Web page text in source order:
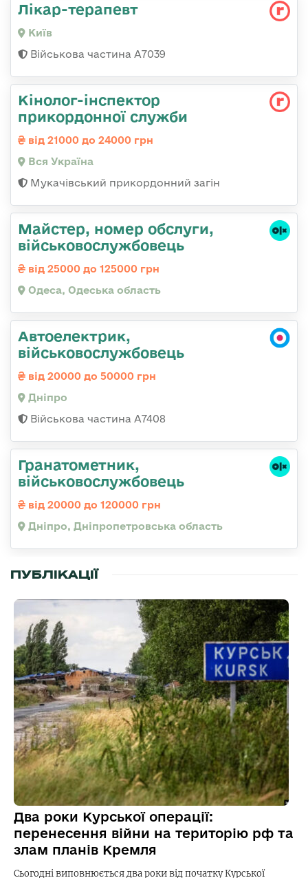
Лікар-терапевт
Київ
Військова частина А7039
Кінолог-інспектор
прикордонної служби
від 21000 до 24000 грн
Вся Україна
Мукачівський прикордонний загін
Майстер, номер обслуги,
військовослужбовець
від 25000 до 125000 грн
Одеса, Одеська область
Автоелектрик,
військовослужбовець
від 20000 до 50000 грн
Дніпро
Військова частина А7408
Гранатометник,
військовослужбовець
від 20000 до 120000 грн
Дніпро, Дніпропетровська область
ПУБЛІКАЦІЇ
Два роки Курської операції:
перенесення війни на територію рф та
злам планів Кремля
Сьогодні виповнюється два роки від початку Курської